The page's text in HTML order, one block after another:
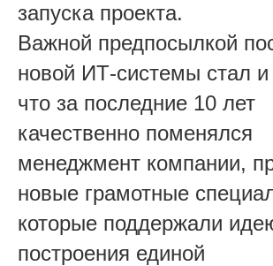
запуска проекта.
Важной предпосылкой
новой ИТ-системы стал и
что за последние 10 лет
качественно поменялся
менеджмент компании,
новые грамотные
которые поддержали
построения единой